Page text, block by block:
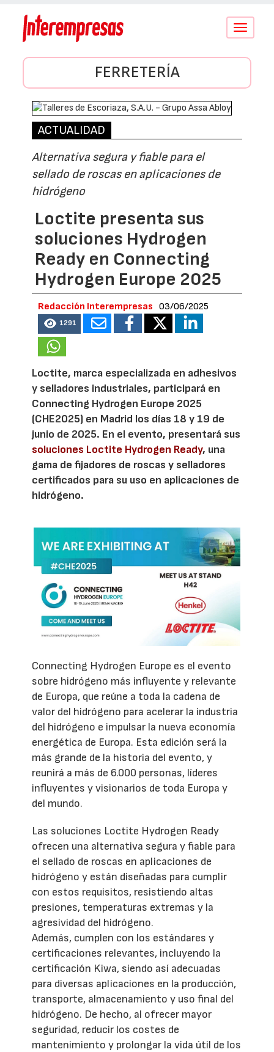
Conmutar
FERRETERÍA
ACTUALIDAD
Alternativa segura y fiable para el
sellado de roscas en aplicaciones de
hidrógeno
Loctite presenta sus
soluciones Hydrogen
Ready en Connecting
Hydrogen Europe 2025
Redacción Interempresas 03/06/2025
1291
Loctite, marca especializada en adhesivos
y selladores industriales, participará en
Connecting Hydrogen Europe 2025
(CHE2025) en Madrid los días 18 y 19 de
junio de 2025. En el evento, presentará sus
soluciones Loctite Hydrogen Ready, una
gama de fijadores de roscas y selladores
certificados para su uso en aplicaciones de
hidrógeno.
Connecting Hydrogen Europe es el evento
sobre hidrógeno más influyente y relevante
de Europa, que reúne a toda la cadena de
valor del hidrógeno para acelerar la industria
del hidrógeno e impulsar la nueva economía
energética de Europa. Esta edición será la
más grande de la historia del evento, y
reunirá a más de 6.000 personas, líderes
influyentes y visionarios de toda Europa y
del mundo.
Las soluciones Loctite Hydrogen Ready
ofrecen una alternativa segura y fiable para
el sellado de roscas en aplicaciones de
hidrógeno y están diseñadas para cumplir
con estos requisitos, resistiendo altas
presiones, temperaturas extremas y la
agresividad del hidrógeno.
Además, cumplen con los estándares y
certificaciones relevantes, incluyendo la
certificación Kiwa, siendo así adecuadas
para diversas aplicaciones en la producción,
transporte, almacenamiento y uso final del
hidrógeno. De hecho, al ofrecer mayor
seguridad, reducir los costes de
mantenimiento y prolongar la vida útil de los